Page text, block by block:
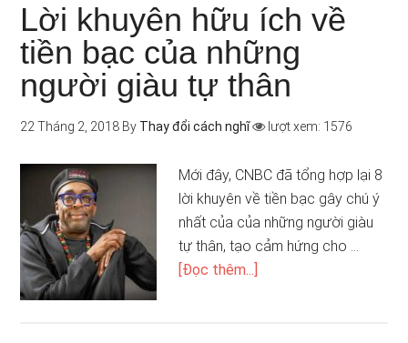
Lời khuyên hữu ích về
tiền bạc của những
người giàu tự thân
22 Tháng 2, 2018 By Thay đổi cách nghĩ lượt xem: 1576
Mới đây, CNBC đã tổng hợp lại 8
lời khuyên về tiền bạc gây chú ý
nhất của của những người giàu
tự thân, tạo cảm hứng cho …
[Đọc thêm...]